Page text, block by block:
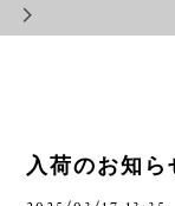
入荷のお知